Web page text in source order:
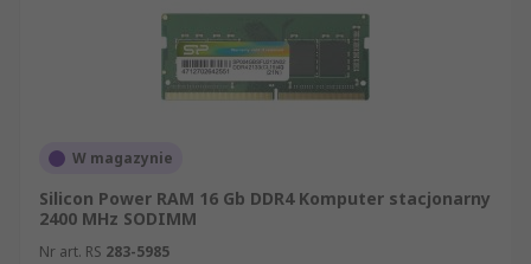
W magazynie
Silicon Power RAM 16 Gb DDR4 Komputer stacjonarny
2400 MHz SODIMM
Nr art. RS 283-5985